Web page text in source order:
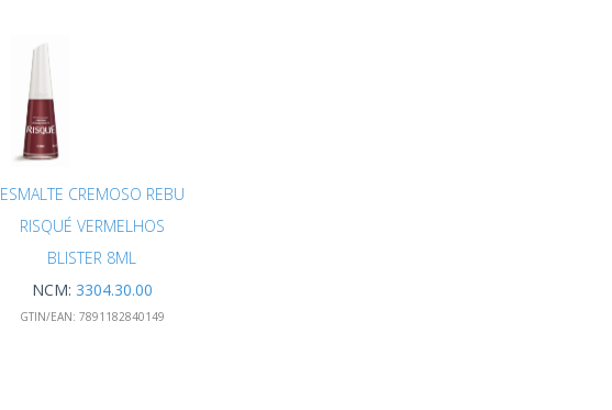
ESMALTE CREMOSO REBU
RISQUÉ VERMELHOS
BLISTER 8ML
NCM: 3304.30.00
GTIN/EAN: 7891182840149